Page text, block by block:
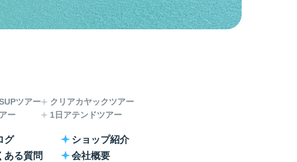
ツアー
ー
クリアカヤックツアー
1日アテンドツアー
グ
ショップ紹介
ある質問 会社概要